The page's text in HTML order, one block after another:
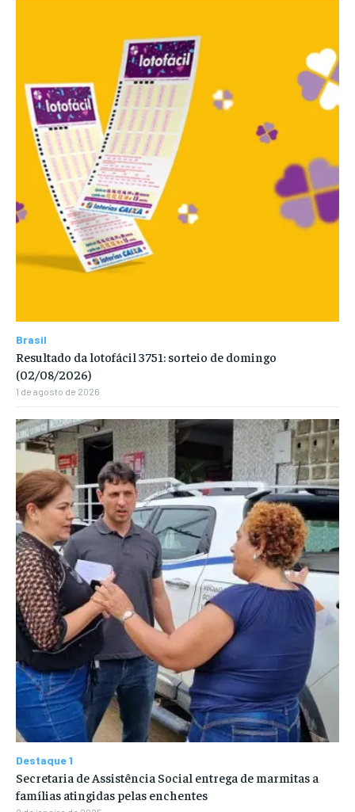
Brasil
Resultado da lotofácil 3751: sorteio de domingo
(02/08/2026)
1 de agosto de 2026
Destaque 1
Secretaria de Assistência Social entrega de marmitas a
famílias atingidas pelas enchentes